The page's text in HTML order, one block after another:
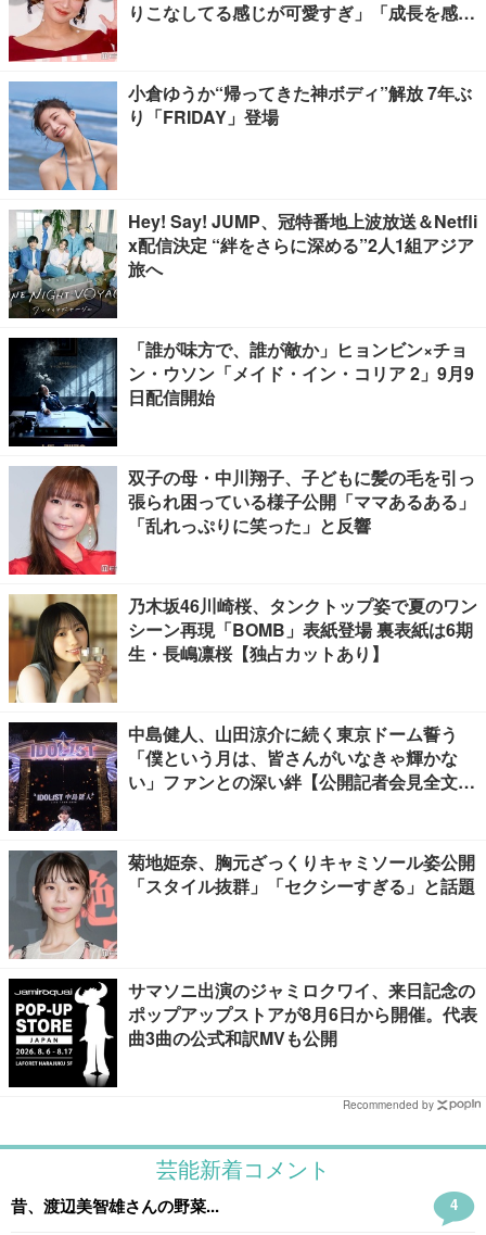
りこなしてる感じが可愛すぎ」「成長を感じ
小倉ゆうか“帰ってきた神ボディ”解放 7年ぶ
り「FRIDAY」登場
Hey! Say! JUMP、冠特番地上波放送＆Netfli
x配信決定 “絆をさらに深める”2人1組アジア
旅へ
「誰が味方で、誰が敵か」ヒョンビン×チョ
ン・ウソン「メイド・イン・コリア 2」9月9
日配信開始
双子の母・中川翔子、子どもに髪の毛を引っ
張られ困っている様子公開「ママあるある」
「乱れっぷりに笑った」と反響
乃木坂46川崎桜、タンクトップ姿で夏のワン
シーン再現「BOMB」表紙登場 裏表紙は6期
生・長嶋凛桜【独占カットあり】
中島健人、山田涼介に続く東京ドーム誓う
「僕という月は、皆さんがいなきゃ輝かな
い」ファンとの深い絆【公開記者会見全文
菊地姫奈、胸元ざっくりキャミソール姿公開
「スタイル抜群」「セクシーすぎる」と話題
サマソニ出演のジャミロクワイ、来日記念の
ポップアップストアが8月6日から開催。代表
曲3曲の公式和訳MVも公開
Recommended by